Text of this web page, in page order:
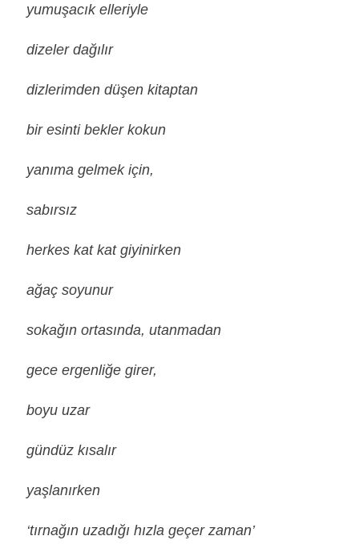
yumuşacık elleriyle
dizeler dağılır
dizlerimden düşen kitaptan
bir esinti bekler kokun
yanıma gelmek için,
sabırsız
herkes kat kat giyinirken
ağaç soyunur
sokağın ortasında, utanmadan
gece ergenliğe girer,
boyu uzar
gündüz kısalır
yaşlanırken
‘tırnağın uzadığı hızla geçer zaman’